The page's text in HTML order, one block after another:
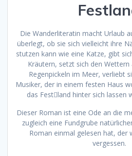
Die Wanderliteratin macht Urlaub
überlegt, ob sie sich vielleicht ihre
stutzen kann wie eine Katze, gibt
Kräutern, setzt sich den
Regenpickeln im Meer, verliebt
Musiker, der in einem festen Haus
das Fest￾land hinter sich lassen
Dieser Roman ist eine Ode an die
zugleich eine Fundgrube
Roman einmal gelesen hat, der
vergessen.